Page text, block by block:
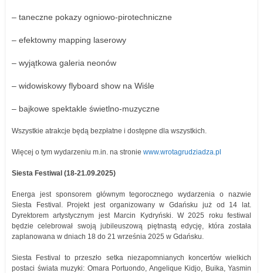
– taneczne pokazy ogniowo-pirotechniczne
– efektowny mapping laserowy
– wyjątkowa galeria neonów
– widowiskowy flyboard show na Wiśle
– bajkowe spektakle świetlno-muzyczne
Wszystkie atrakcje będą bezpłatne i dostępne dla wszystkich.
Więcej o tym wydarzeniu m.in. na stronie www.wrotagrudziadza.pl
Siesta Festiwal (18-21.09.2025)
Energa jest sponsorem głównym tegorocznego wydarzenia o nazwie
Siesta Festival. Projekt jest organizowany w Gdańsku już od 14 lat.
Dyrektorem artystycznym jest Marcin Kydryński. W 2025 roku festiwal
będzie celebrował swoją jubileuszową piętnastą edycję, która została
zaplanowana w dniach 18 do 21 września 2025 w Gdańsku.
Siesta Festival to przeszło setka niezapomnianych koncertów wielkich
postaci świata muzyki: Omara Portuondo, Angelique Kidjo, Buika, Yasmin